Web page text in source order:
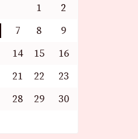
1
2
7 8
9
14 15
16
21 22
23
28 29
30